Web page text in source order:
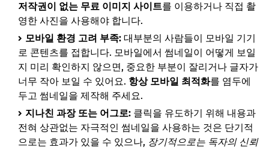
저작권이 없는 무료 이미지 사이트를 이용하거나 직접 촬
영한 사진을 사용해야 합니다.
모바일 환경 고려 부족: 대부분의 사람들이 모바일 기기
로 콘텐츠를 접합니다. 모바일에서 썸네일이 어떻게 보일
지 미리 확인하지 않으면, 중요한 부분이 잘리거나 글자가
너무 작아 보일 수 있어요. 항상 모바일 최적화를 염두에
두고 썸네일을 제작해 주세요.
지나친 과장 또는 어그로: 클릭을 유도하기 위해 내용과
전혀 상관없는 자극적인 썸네일을 사용하는 것은 단기적
으로는 효과가 있을 수 있으나, 장기적으로는 독자의 신뢰